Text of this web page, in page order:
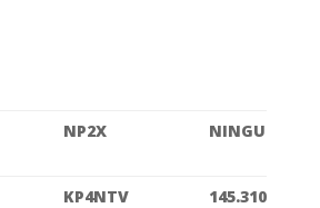
NP2X NINGUNA
KP4NTV
145.310 /